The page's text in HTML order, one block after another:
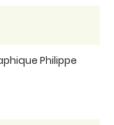
Philippe